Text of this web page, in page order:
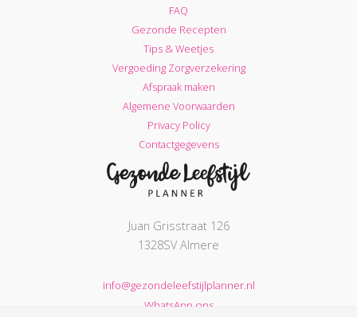
FAQ
Gezonde Recepten
Tips & Weetjes
Vergoeding Zorgverzekering
Afspraak maken
Algemene Voorwaarden
Privacy Policy
Contactgegevens
Juan Grisstraat 126
1328SV Almere
info@gezondeleefstijlplanner.nl
WhatsApp ons